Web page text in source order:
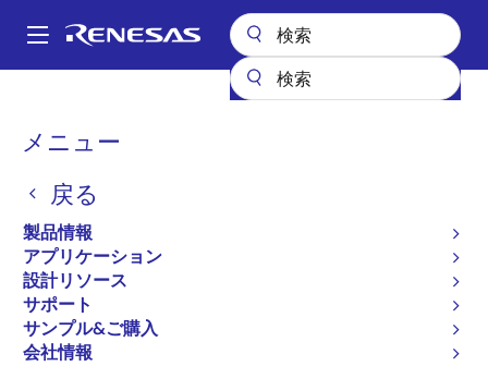
ン
Main
メニュー
戻る
製品情報
アプリケーション
設計リソース
サポート
サンプル&ご購入
会社情報
パ
く
ず
EK-RA6M1
RA6M1 MCUグループ評価
キット
EK-RA6M1
ご購入
EK-RA6M1 – Quick Start Guide